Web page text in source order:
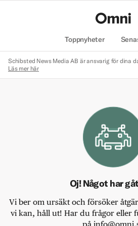
Toppnyheter
Schibsted News Media AB är ansvarig för dina
Läs mer här
Oj! Något har
Vi ber om ursäkt och försöker
vi kan, håll ut! Har du frågor eller